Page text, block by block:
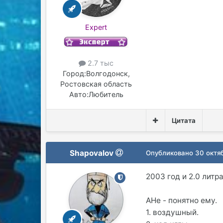
Expert
2.7 тыс
Город:Волгодонск,
Ростовская область
Авто:Любитель
Цитата
Shapovalov Опубликовано 30
2003 год и 2.0
AHe - понятно ему.
1. воздушный.